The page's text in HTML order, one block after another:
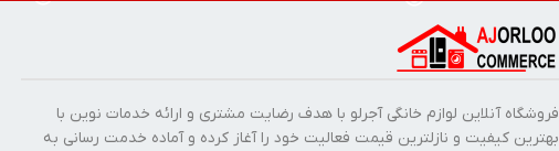
فروشگاه آنلاین لوازم خانگی آجرلو با هدف رضایت مشتری و ارائه خدمات نوین با
بهترین کیفیت و نازلترین قیمت فعالیت خود را آغاز کرده و آماده خدمت رسانی به